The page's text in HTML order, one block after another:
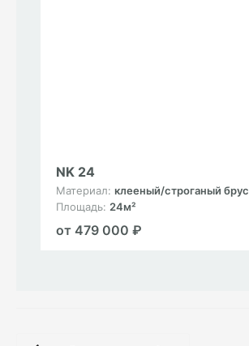
NK 24
Материал: клееный/строганый брус
Площадь: 24м²
от 479 000 ₽